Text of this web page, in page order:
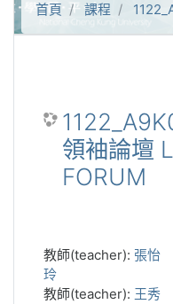
首頁 課程
領袖論壇
FORUM
教師(teacher): 張怡
玲
教師(teacher): 王秀